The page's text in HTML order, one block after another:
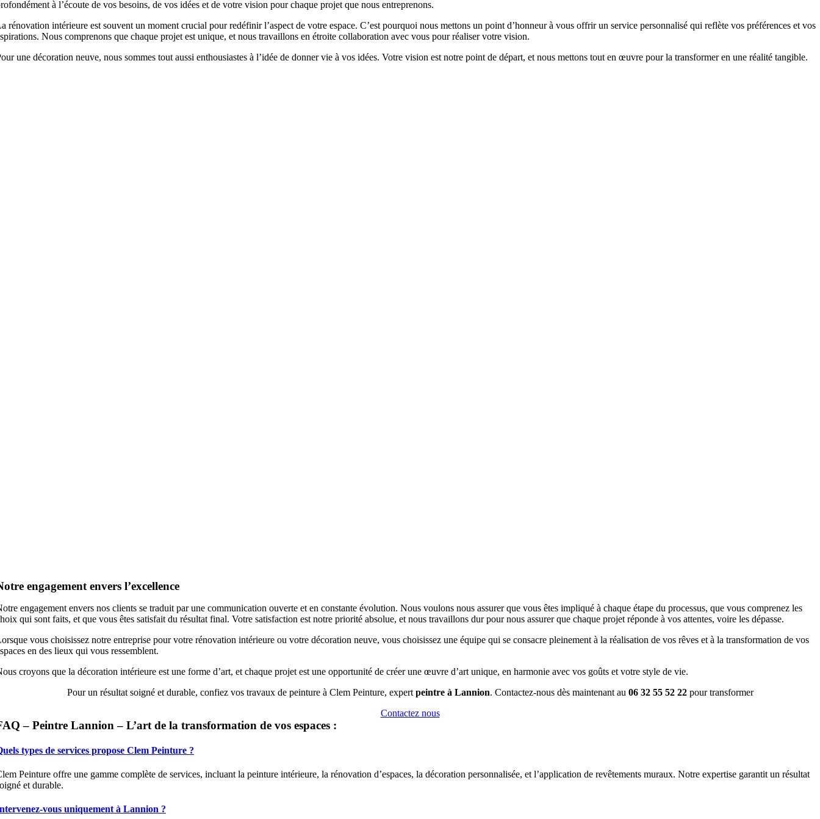
à l’écoute de vos besoins, de vos idées et de votre vision pour chaque projet que nous entreprenons.
rénovation intérieure est souvent un moment crucial pour redéfinir l’aspect de votre espace. C’est pourquoi nous mettons un point d’honneur à vous offrir un service personnalisé qui reflète vos préférences et vos
Nous comprenons que chaque projet est unique, et nous travaillons en étroite collaboration avec vous pour réaliser votre vision.
une décoration neuve, nous sommes tout aussi enthousiastes à l’idée de donner vie à vos idées. Votre vision est notre point de départ, et nous mettons tout en œuvre pour la transformer en une réalité tangible.
engagement envers l’excellence
engagement envers nos clients se traduit par une communication ouverte et en constante évolution. Nous voulons nous assurer que vous êtes impliqué à chaque étape du processus, que vous comprenez les
qui sont faits, et que vous êtes satisfait du résultat final. Votre satisfaction est notre priorité absolue, et nous travaillons dur pour nous assurer que chaque projet réponde à vos attentes, voire les dépasse.
vous choisissez notre entreprise pour votre rénovation intérieure ou votre décoration neuve, vous choisissez une équipe qui se consacre pleinement à la réalisation de vos rêves et à la transformation de vos
en des lieux qui vous ressemblent.
croyons que la décoration intérieure est une forme d’art, et chaque projet est une opportunité de créer une œuvre d’art unique, en harmonie avec vos goûts et votre style de vie.
Pour un résultat soigné et durable, confiez vos travaux de peinture à Clem Peinture, expert peintre à Lannion. Contactez-nous dès maintenant au 06 32 55 52 22pour transformer
Contactez nous
– Peintre Lannion – L’art de la transformation de vos espaces :
types de services propose Clem Peinture ?
Peinture offre une gamme complète de services, incluant la peinture intérieure, la rénovation d’espaces, la décoration personnalisée, et l’application de revêtements muraux. Notre expertise garantit un résultat
et durable.
vous uniquement à Lannion ?